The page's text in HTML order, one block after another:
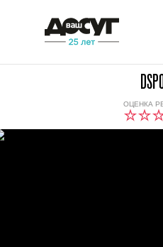
ОЦЕНКА